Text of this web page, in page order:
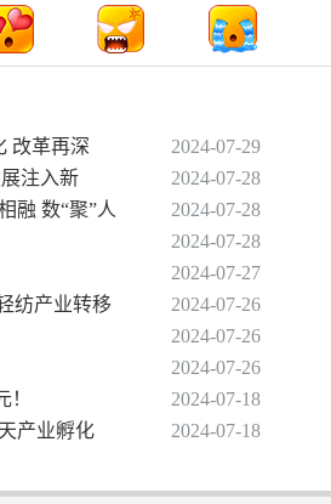
改革再深
2024-07-29
注入新
2024-07-28
融 数“聚”人
2024-07-28
2024-07-28
2024-07-27
纺产业转移
2024-07-26
2024-07-26
2024-07-26
2024-07-18
产业孵化
2024-07-18